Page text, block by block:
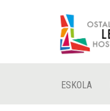
ESKOLA